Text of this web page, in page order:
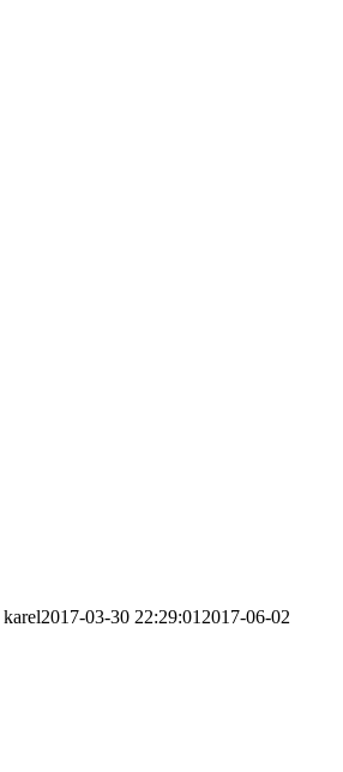
karel2017-03-30 22:29:01 2017-06-02